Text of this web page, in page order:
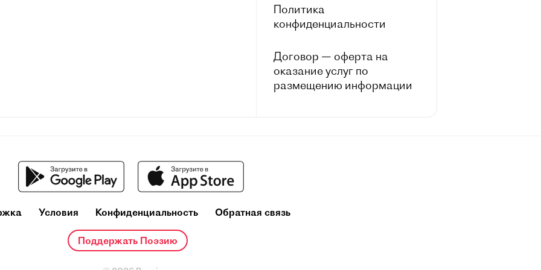
Политика
конфиденциальности
Договор — оферта на
оказание услуг по
размещению информации
Условия Конфиденциальность Обратная связь
Поддержать Поэзию